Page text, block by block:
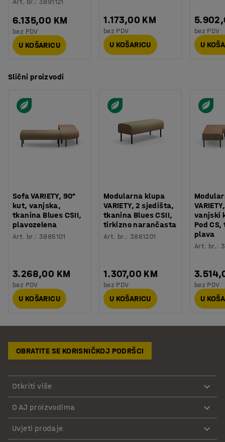
Art. br.:3891121
6.135,00 KM
bez PDV
U KOŠARICU
1.173,00 KM
bez PDV
U KOŠARICU
bez PDV
U
Slični proizvodi
Sofa VARIETY, 90°
kut, vanjska,
tkanina Blues CSII,
plavozelena
Art. br.:3885101
3.268,00 KM
bez PDV
U KOŠARICU
Modularna klupa
VARIETY, 2 sjedišta,
tkanina Blues CSII,
tirkizno narančasta
Art. br.: 3861201
1.307,00 KM
bez PDV
U KOŠARICU
vanjski
Pod
plava
Art. br.:
bez PDV
U
OBRATITE SE KORISNIČKOJ PODRŠCI
Otkriti više
O AJ proizvodima
Uvjeti prodaje